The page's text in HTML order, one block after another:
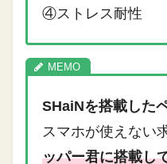
④ストレス耐性
SHaiNを搭載した
スマホが使えない
ッパー君に搭載し